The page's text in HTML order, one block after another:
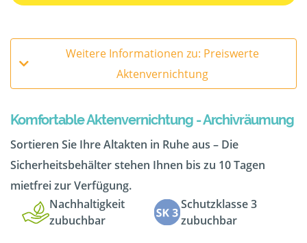
Weitere Informationen zu: Preiswerte
Aktenvernichtung
Komfortable Aktenvernichtung - Archivräumung
Sortieren Sie Ihre Altakten in Ruhe aus – Die
Sicherheitsbehälter stehen Ihnen bis zu 10 Tagen
mietfrei zur Verfügung.
Nachhaltigkeit
zubuchbar
Schutzklasse 3
zubuchbar